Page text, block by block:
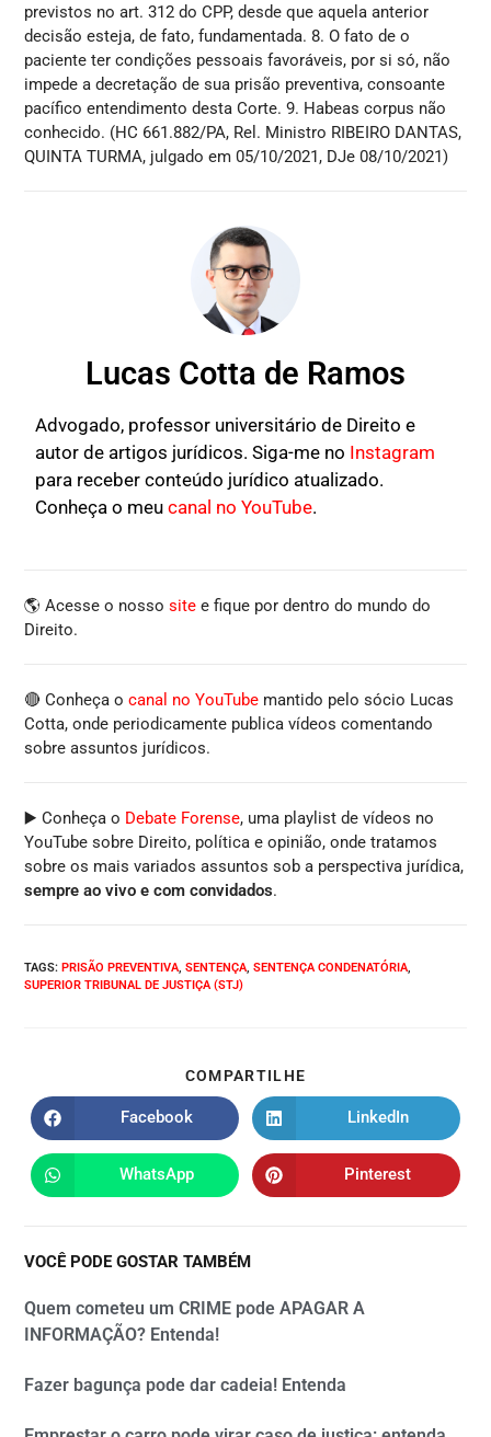
previstos no art. 312 do CPP, desde que aquela anterior
decisão esteja, de fato, fundamentada. 8. O fato de o
paciente ter condições pessoais favoráveis, por si só, não
impede a decretação de sua prisão preventiva, consoante
pacífico entendimento desta Corte. 9. Habeas corpus não
conhecido. (HC 661.882/PA, Rel. Ministro RIBEIRO DANTAS,
QUINTA TURMA, julgado em 05/10/2021, DJe 08/10/2021)
Lucas Cotta de Ramos
Advogado, professor universitário de Direito e
autor de artigos jurídicos. Siga-me no Instagram
para receber conteúdo jurídico atualizado.
Conheça o meucanal no YouTube.
🌎 Acesse o nossosite e fique por dentro do mundo do
Direito.
🔴 Conheça ocanal no YouTube mantido pelo sócio Lucas
Cotta, onde periodicamente publica vídeos comentando
sobre assuntos jurídicos.
▶️ Conheça o Debate Forense, uma playlist de vídeos no
YouTube sobre Direito, política e opinião, onde tratamos
sobre os mais variados assuntos sob a perspectiva jurídica,
sempre ao vivo e com convidados.
TAGS:PRISÃO PREVENTIVA, SENTENÇA, SENTENÇA CONDENATÓRIA,
SUPERIOR TRIBUNAL DE JUSTIÇA (STJ)
COMPARTILHE
Facebook LinkedIn
WhatsApp Pinterest
VOCÊ PODE GOSTAR TAMBÉM
Quem cometeu um CRIME pode APAGAR A
INFORMAÇÃO? Entenda!
Fazer bagunça pode dar cadeia! Entenda